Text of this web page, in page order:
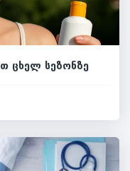
ცხელ სეზონზე